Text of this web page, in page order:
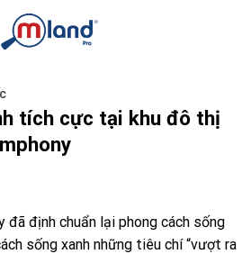
tích cực tại khu đô thị
đã định chuẩn lại phong cách sống
sống xanh những tiêu chí “vượt ra